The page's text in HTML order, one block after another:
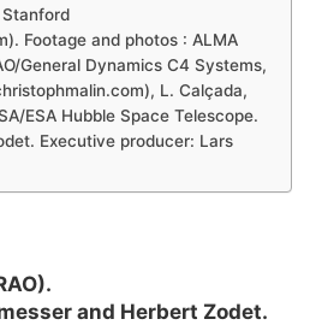
Footage and photos : ALMA
General Dynamics C4 Systems,
L. Calçada,
ESA Hubble Space Telescope.
Executive producer: Lars
and Herbert Zodet.